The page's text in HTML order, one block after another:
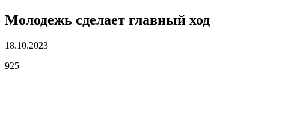
Молодежь сделает главный ход
18.10.2023
925